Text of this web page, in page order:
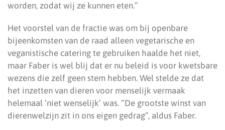
worden, zodat wij ze kunnen eten.”
Het voorstel van de fractie was om bij openbare
bijeenkomsten van de raad alleen vegetarische en
veganistische catering te gebruiken haalde het niet,
maar Faber is wel blij dat er nu beleid is voor kwetsbare
wezens die zelf geen stem hebben. Wel stelde ze dat
het inzetten van dieren voor menselijk vermaak
helemaal ‘niet wenselijk’ was. “De grootste winst van
dierenwelzijn zit in ons eigen gedrag”, aldus Faber.